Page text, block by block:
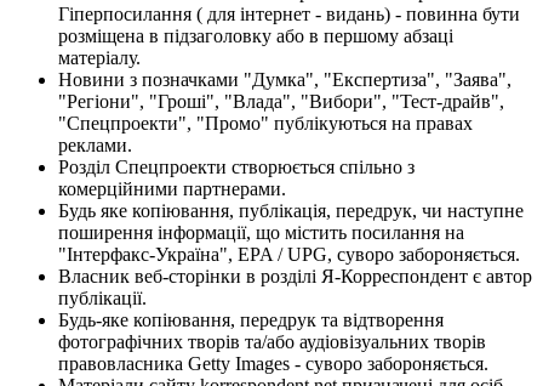
Гіперпосилання ( для інтернет - видань) - повинна бути
розміщена в підзаголовку або в першому абзаці
матеріалу.
Новини з позначками "Думка", "Експертиза", "Заява",
"Регіони", "Гроші", "Влада", "Вибори", "Тест-драйв",
"Спецпроекти", "Промо" публікуються на правах
реклами.
Розділ Спецпроекти створюється спільно з
комерційними партнерами.
Будь яке копіювання, публікація, передрук, чи наступне
поширення інформації, що містить посилання на
"Інтерфакс-Україна", EPA / UPG, суворо забороняється.
Власник веб-сторінки в розділі Я-Корреспондент є автор
публікації.
Будь-яке копіювання, передрук та відтворення
фотографічних творів та/або аудіовізуальних творів
правовласника Getty Images - суворо забороняється.